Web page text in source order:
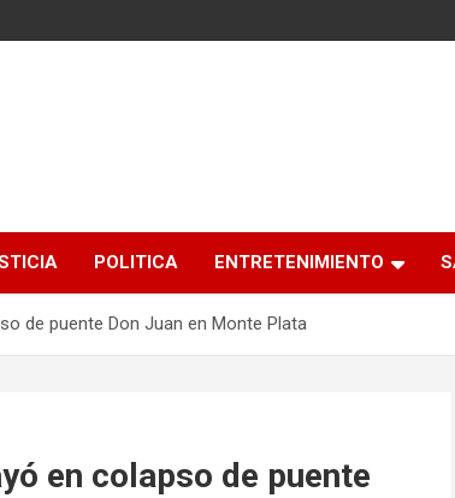
POLITICA ENTRETENIMIENTO
de puente Don Juan en Monte Plata
en colapso de puente